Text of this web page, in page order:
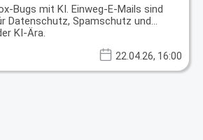
Bugs mit KI. Einweg-E-Mails sind
Datenschutz, Spamschutz und
KI-Ära.
22.04.26, 16:00